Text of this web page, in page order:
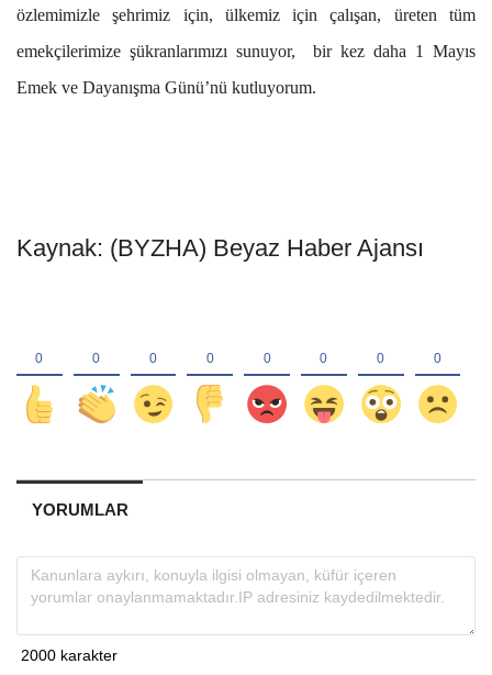
özlemimizle şehrimiz için, ülkemiz için çalışan, üreten tüm
emekçilerimize şükranlarımızı sunuyor, bir kez daha 1 Mayıs
Emek ve Dayanışma Günü’nü kutluyorum.
Kaynak: (BYZHA) Beyaz Haber Ajansı
YORUMLAR